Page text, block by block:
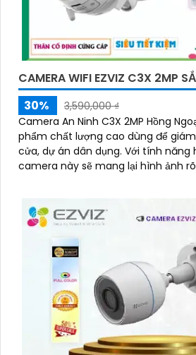
CAMERA WIFI EZVIZ C3X 2MP
30%
3,590,000 ₫
Camera An Ninh C3X 2MP Hồng
phẩm chất lượng cao dùng để
cửa, dự án dân dụng. Với tính năng hồng ngoại 30m,
camera này sẽ mang lại hình ảnh